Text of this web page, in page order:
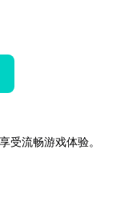
受流畅游戏体验。